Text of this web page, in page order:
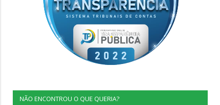
NÃO ENCONTROU O QUE QUERIA?